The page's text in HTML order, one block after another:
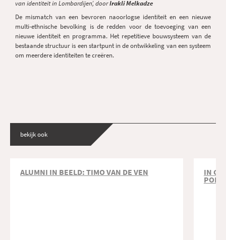
van identiteit in Lombardijen’, doorIrakli Melkadze
De mismatch van een bevroren naoorlogse identiteit en een nieuwe
multi-ethnische bevolking is de redden voor de toevoeging van een
nieuwe identiteit en programma. Het repetitieve bouwsysteem van de
bestaande structuur is een startpunt in de ontwikkeling van een systeem
om meerdere identiteiten te creëren.
bekijk ook
ALUMNI IN BEELD: TIMO VAN DE VEN IN